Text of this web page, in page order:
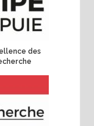
des